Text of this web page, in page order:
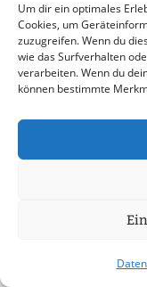
Um dir ein optimales
Cookies, um
zuzugreifen. Wenn du
wie das Surfverhalten
verarbeiten. Wenn du
können bestimmte
Zukunft
nachhaltiger
wichtigen
der Region
Weitere
Wentorf